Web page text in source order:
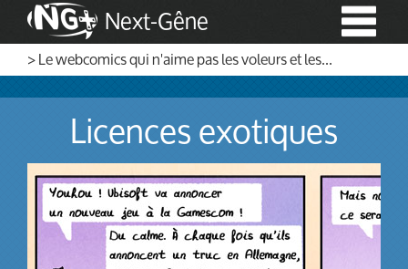
Next-Gêne
> Le webcomics qui n'aime pas les voleurs et les...
Licences exotiques